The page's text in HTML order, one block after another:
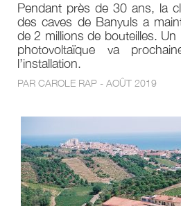
Pendant près de 30 ans, la
des caves de Banyuls a
de 2 millions de bouteilles.
photovoltaïque va
l’installation.
PAR CAROLE RAP - AOÛT 2019